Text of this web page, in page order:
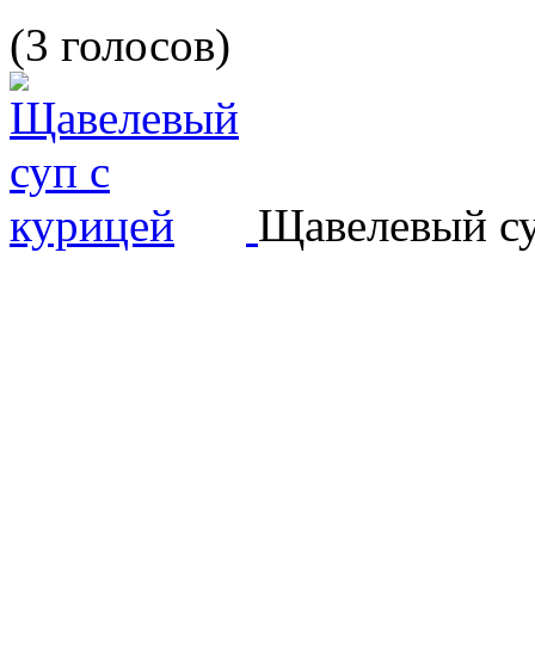
(3 голосов)
Щавелевый